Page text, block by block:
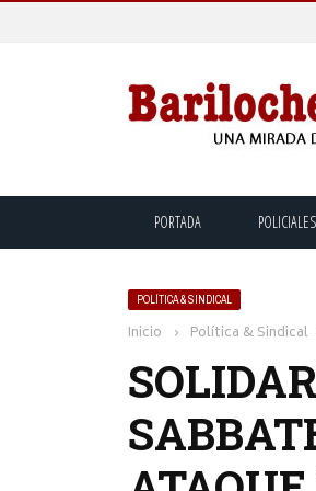
PORTADA
POLÍTICA & SINDICAL
Inicio › Política & Sindical